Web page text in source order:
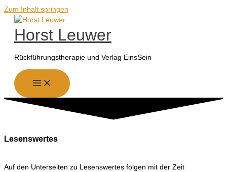
Zum Inhalt springen
Horst Leuwer
Rückführungstherapie und Verlag EinsSein
Lesenswertes
Auf den Unterseiten zu Lesenswertes folgen mit der Zeit